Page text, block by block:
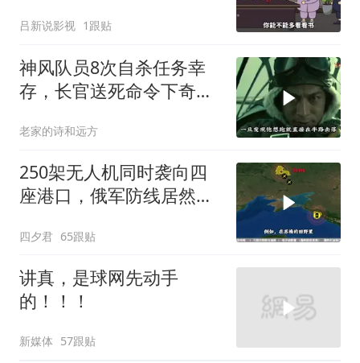
吕新说影视 1跟贴
神风队员8次自杀任务幸
存，长官送死命令下奇迹
老家的诗和远方
250架无人机同时袭向四
座港口，俄军防线居然彻
四夕君 65跟贴
讲真，是球网先动手
的！！！
新媒体 57跟贴